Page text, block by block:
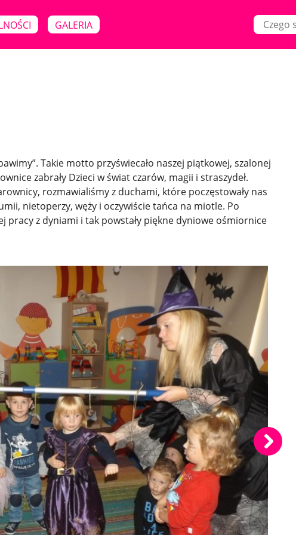
GALERIA
Takie motto przyświecało naszej piątkowej, szalonej
zabrały Dzieci w świat czarów, magii i straszydeł.
rozmawialiśmy z duchami, które poczęstowały nas
nietoperzy, węży i oczywiście tańca na miotle. Po
pracy z dyniami i tak powstały piękne dyniowe ośmiornice